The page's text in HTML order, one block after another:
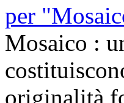
per
Mosaico :
originalità